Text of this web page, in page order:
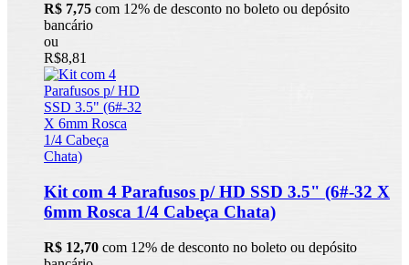
R$ 7,75 com 12% de desconto no boleto ou depósito
bancário
ou
R$8,81
Kit com 4 Parafusos p/ HD SSD 3.5" (6#-32 X
6mm Rosca 1/4 Cabeça Chata)
R$ 12,70 com 12% de desconto no boleto ou depósito